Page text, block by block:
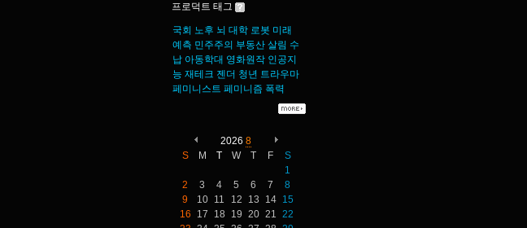
프로덕트 태그
국회 노후 뇌 대학 로봇 미래
예측 민주주의 부동산 살림 수
납 아동학대 영화원작 인공지
능 재테크 젠더 청년 트라우마
페미니스트 페미니즘 폭력
2026 8
S
M T W T F
S
1
2
3 4 5 6 7
8
9
10 11 12 13 14
15
16
17 18 19 20 21 22